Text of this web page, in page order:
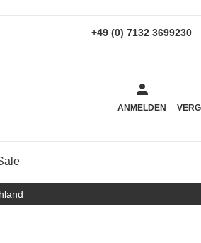
+49 (0) 7132 3699230
ANMELDEN